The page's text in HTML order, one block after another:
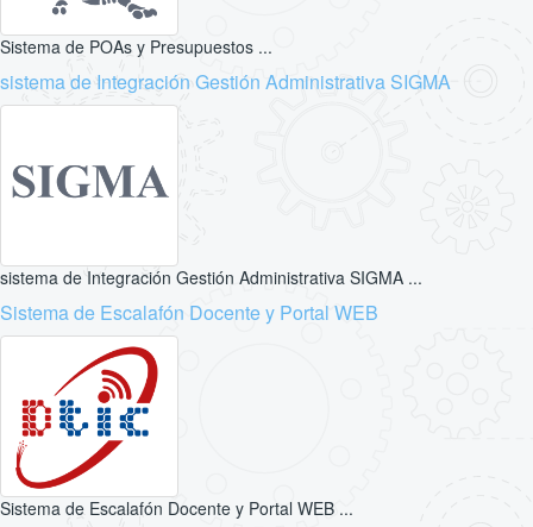
Sistema de POAs y Presupuestos ...
sistema de Integración Gestión Administrativa SIGMA
sistema de Integración Gestión Administrativa SIGMA ...
Sistema de Escalafón Docente y Portal WEB
Sistema de Escalafón Docente y Portal WEB ...